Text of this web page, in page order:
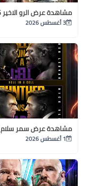
مشاهدة عرض الرو الاخير 3/8/2026 اون لاين كامل مترجم
3 أغسطس 2026
مشاهدة عرض سمر سلام 2026 اون لاين كامل مترجم
1 أغسطس 2026